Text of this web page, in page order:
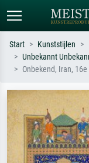
Standaard
Monet, Sterrennacht,
Hokusai-golf,
Start Kunststijlen
Unbekannt
Onbekend, Iran,